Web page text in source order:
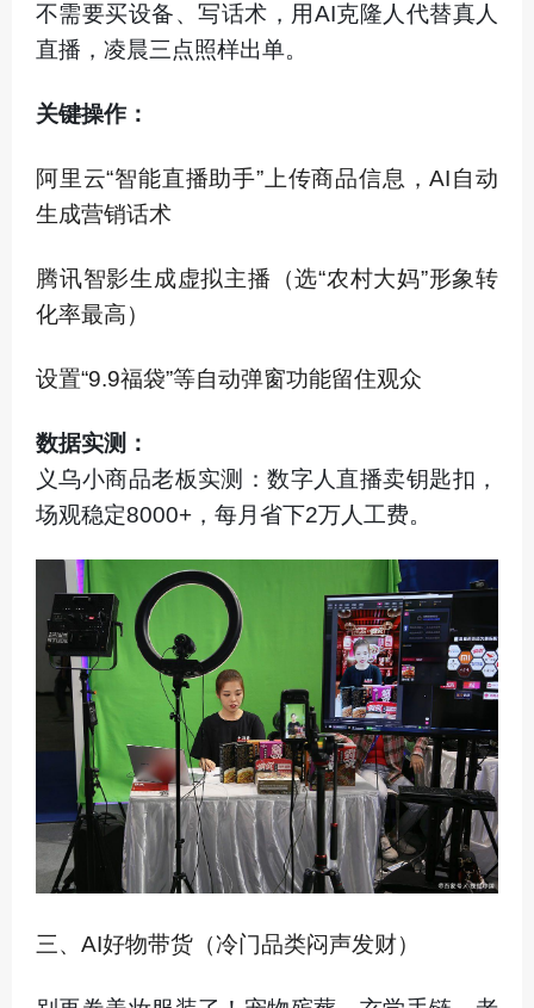
不需要买设备、写话术，用AI克隆人代替真人
直播，凌晨三点照样出单。
关键操作：
阿里云“智能直播助手”上传商品信息，AI自动
生成营销话术
腾讯智影生成虚拟主播（选“农村大妈”形象转
化率最高）
设置“9.9福袋”等自动弹窗功能留住观众
数据实测：
义乌小商品老板实测：数字人直播卖钥匙扣，
场观稳定8000+，每月省下2万人工费。
三、AI好物带货（冷门品类闷声发财）